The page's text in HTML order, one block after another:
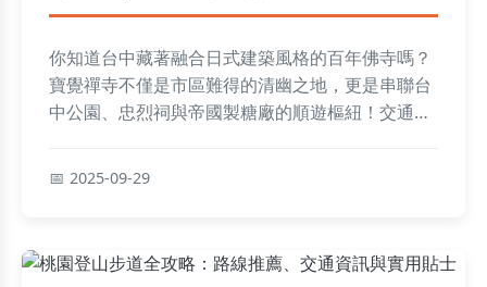
你知道台中藏著融合日式建築風格的百年佛寺嗎？
寶覺禪寺不僅是市區難得的清幽之地，更是串聯台
中公園、忠烈祠與帝國製糖廠的順遊樞紐！交通超
2025-09-29